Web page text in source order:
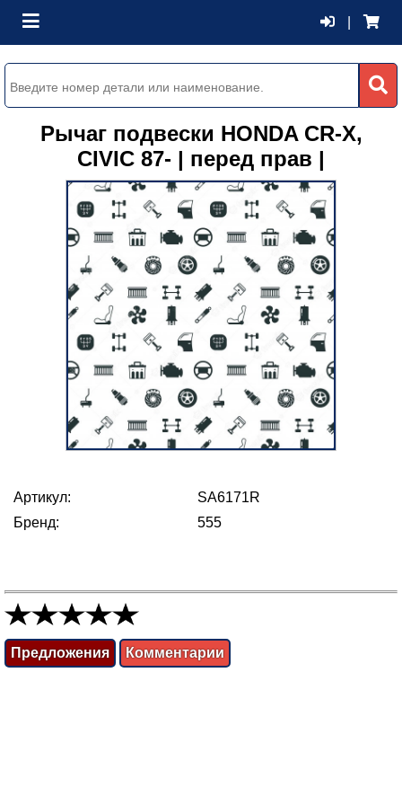
Рычаг подвески HONDA CR-X,
CIVIC 87- | перед прав |
Артикул:
SA6171R
Бренд:
555
Предложения Комментарии